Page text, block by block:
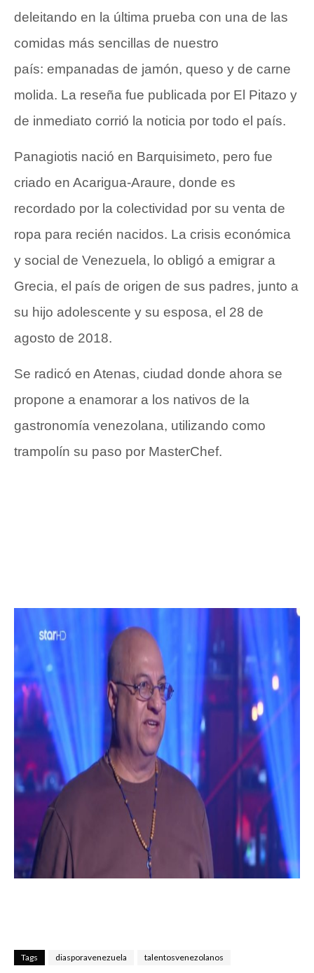
deleitando en la última prueba con una de las
comidas más sencillas de nuestro
país: empanadas de jamón, queso y de carne
molida. La reseña fue publicada por El Pitazo y
de inmediato corrió la noticia por todo el país.
Panagiotis nació en Barquisimeto, pero fue
criado en Acarigua-Araure, donde es
recordado por la colectividad por su venta de
ropa para recién nacidos. La crisis económica
y social de Venezuela, lo obligó a emigrar a
Grecia, el país de origen de sus padres, junto a
su hijo adolescente y su esposa, el 28 de
agosto de 2018.
Se radicó en Atenas, ciudad donde ahora se
propone a enamorar a los nativos de la
gastronomía venezolana, utilizando como
trampolín su paso por MasterChef.
Tags diasporavenezuela talentosvenezolanos